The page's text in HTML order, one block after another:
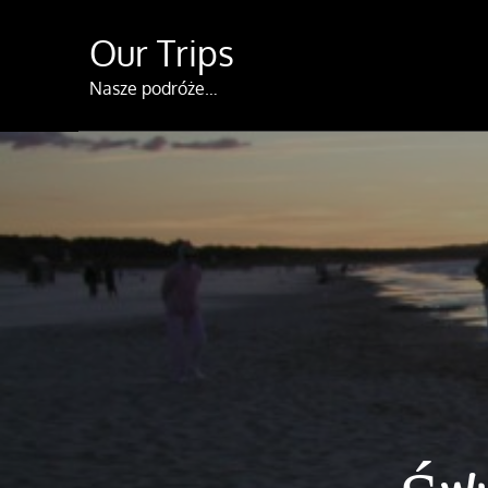
Our Trips
Nasze podróże…